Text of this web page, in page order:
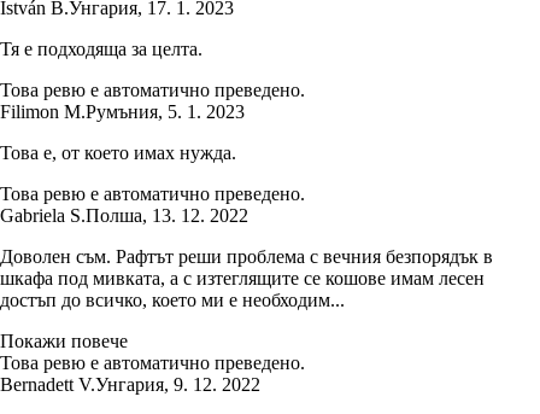
István B.Унгария, 17. 1. 2023
Тя е подходяща за целта.
Това ревю е автоматично преведено.
Filimon M.Румъния, 5. 1. 2023
Това е, от което имах нужда.
Това ревю е автоматично преведено.
Gabriela S.Полша, 13. 12. 2022
Доволен съм. Рафтът реши проблема с вечния безпорядък в
шкафа под мивката, а с изтеглящите се кошове имам лесен
достъп до всичко, което ми е необходим...
Покажи повече
Това ревю е автоматично преведено.
Bernadett V.Унгария, 9. 12. 2022